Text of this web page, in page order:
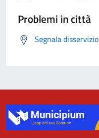
Problemi in città
Segnala disservizio